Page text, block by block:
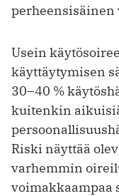
perheensisäinen
Usein
käyttäytymisen
30–40 %
kuitenkin
Riski näyttää
varhemmin
voimakkaampaa